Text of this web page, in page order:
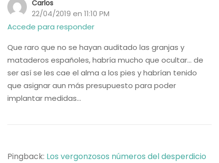
Carlos
22/04/2019 en 11:10 PM
Accede para responder
Que raro que no se hayan auditado las granjas y
mataderos españoles, habría mucho que ocultar… de
ser así se les cae el alma a los pies y habrían tenido
que asignar aun más presupuesto para poder
implantar medidas…
Pingback: Los vergonzosos números del desperdicio